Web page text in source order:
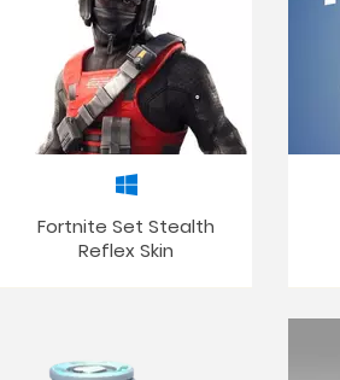
Fortnite Set Stealth
Reflex Skin